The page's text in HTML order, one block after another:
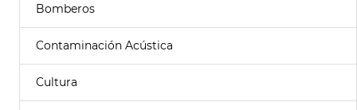
Bomberos
Contaminación Acústica
Cultura